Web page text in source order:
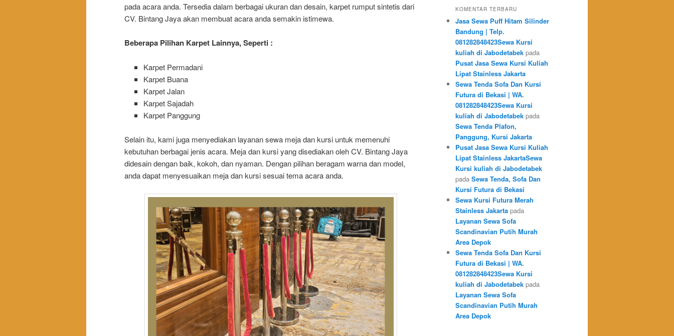
pada acara anda. Tersedia dalam berbagai ukuran dan desain, karpet rumput sintetis dari
CV. Bintang Jaya akan membuat acara anda semakin istimewa.
Beberapa Pilihan Karpet Lainnya, Seperti :
Karpet Permadani
Karpet Buana
Karpet Jalan
Karpet Sajadah
Karpet Panggung
Selain itu, kami juga menyediakan layanan sewa meja dan kursi untuk memenuhi
kebutuhan berbagai jenis acara. Meja dan kursi yang disediakan oleh CV. Bintang Jaya
didesain dengan baik, kokoh, dan nyaman. Dengan pilihan beragam warna dan model,
anda dapat menyesuaikan meja dan kursi sesuai tema acara anda.
KOMENTAR TERBARU
Jasa Sewa Puff Hitam Silinder
Bandung | Telp.
081282848423Sewa Kursi
kuliah di Jabodetabek pada
Pusat Jasa Sewa Kursi Kuliah
Lipat Stainless Jakarta
Sewa Tenda Sofa Dan Kursi
Futura di Bekasi | WA.
081282848423Sewa Kursi
kuliah di Jabodetabek pada
Sewa Tenda Plafon,
Panggung, Kursi Jakarta
Pusat Jasa Sewa Kursi Kuliah
Lipat Stainless JakartaSewa
Kursi kuliah di Jabodetabek
pada Sewa Tenda, Sofa Dan
Kursi Futura di Bekasi
Sewa Kursi Futura Merah
Stainless Jakarta pada
Layanan Sewa Sofa
Scandinavian Putih Murah
Area Depok
Sewa Tenda Sofa Dan Kursi
Futura di Bekasi | WA.
081282848423Sewa Kursi
kuliah di Jabodetabek pada
Layanan Sewa Sofa
Scandinavian Putih Murah
Area Depok